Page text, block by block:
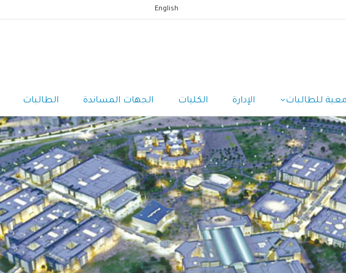
English
للطالبات الإدارة الكليات الجهات المساندة الطالبات